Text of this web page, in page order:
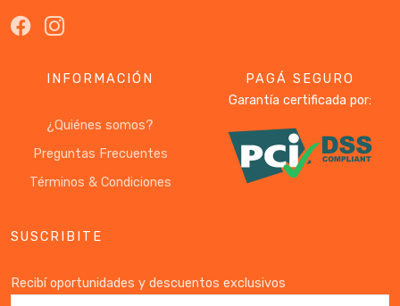
INFORMACIÓN
¿Quiénes somos?
Preguntas Frecuentes
Términos & Condiciones
PAGÁ SEGURO
Garantía certificada por:
SUSCRIBITE
Recibí oportunidades y descuentos exclusivos